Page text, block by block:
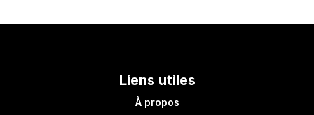
Liens utiles
À propos